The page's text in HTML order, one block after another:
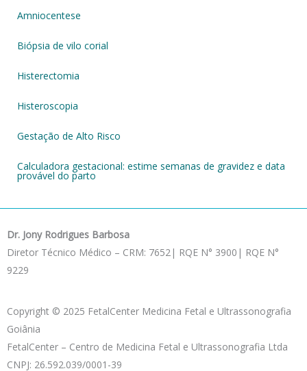
Amniocentese
Biópsia de vilo corial
Histerectomia
Histeroscopia
Gestação de Alto Risco
Calculadora gestacional: estime semanas de gravidez e data
provável do parto
Dr. Jony Rodrigues Barbosa
Diretor Técnico Médico – CRM: 7652| RQE N° 3900| RQE N°
9229
Copyright © 2025 FetalCenter Medicina Fetal e Ultrassonografia
Goiânia
FetalCenter – Centro de Medicina Fetal e Ultrassonografia Ltda
CNPJ: 26.592.039/0001-39